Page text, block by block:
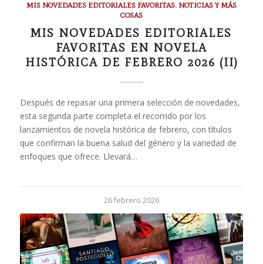
MIS NOVEDADES EDITORIALES FAVORITAS, NOTICIAS Y MÁS
COSAS
MIS NOVEDADES EDITORIALES
FAVORITAS EN NOVELA
HISTÓRICA DE FEBRERO 2026 (II)
Después de repasar una primera selección de novedades,
esta segunda parte completa el recorrido por los
lanzamientos de novela histórica de febrero, con títulos
que confirman la buena salud del género y la variedad de
enfoques que ofrece. Llevará…
26 febrero 2026